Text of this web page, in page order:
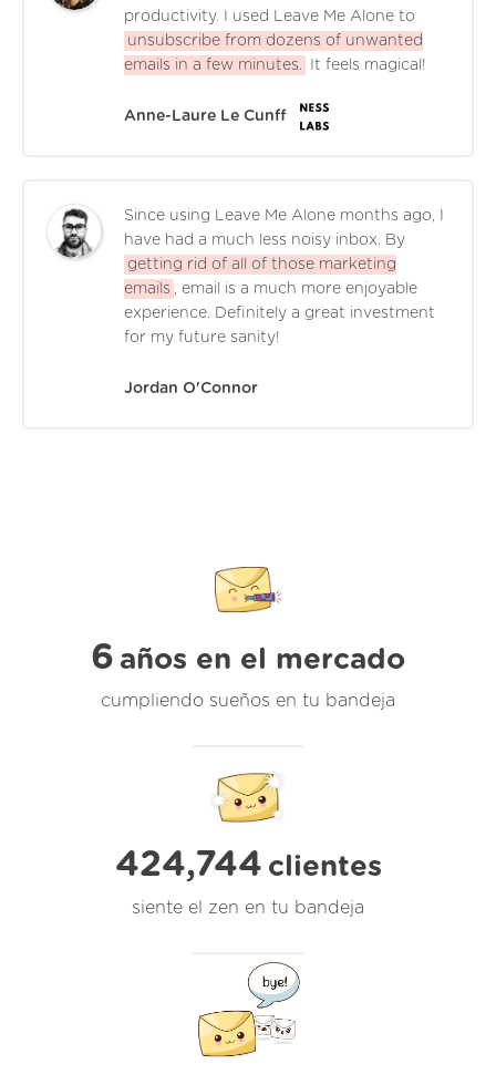
productivity. I used Leave Me Alone to
unsubscribe from dozens of unwanted
emails in a few minutes.
It feels magical!
Anne-Laure Le Cunff
Since using Leave Me Alone months ago, I
have had a much less noisy inbox. By
getting rid of all of those marketing
emails , email is a much more enjoyable
experience. Definitely a great investment
for my future sanity!
Jordan O'Connor
6 años en el mercado
cumpliendo sueños en tu bandeja
424,744 clientes
siente el zen en tu bandeja